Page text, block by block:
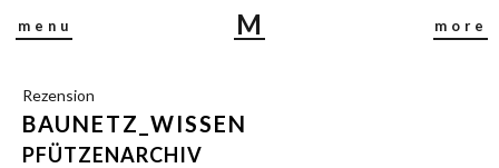
more
menu
M
I
A
Rezension
BAUNETZ_WISSEN
PFÜTZENARCHIV